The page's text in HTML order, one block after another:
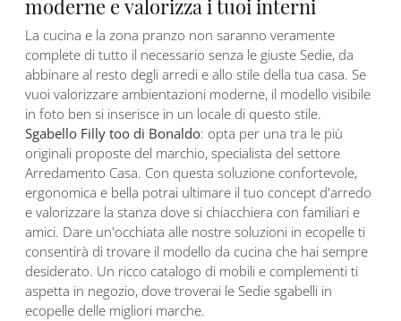
moderne e valorizza i tuoi interni
La cucina e la zona pranzo non saranno veramente
complete di tutto il necessario senza le giuste Sedie, da
abbinare al resto degli arredi e allo stile della tua casa. Se
vuoi valorizzare ambientazioni moderne, il modello visibile
in foto ben si inserisce in un locale di questo stile.
Sgabello Filly too di Bonaldo: opta per una tra le più
originali proposte del marchio, specialista del settore
Arredamento Casa. Con questa soluzione confortevole,
ergonomica e bella potrai ultimare il tuo concept d'arredo
e valorizzare la stanza dove si chiacchiera con familiari e
amici. Dare un'occhiata alle nostre soluzioni in ecopelle ti
consentirà di trovare il modello da cucina che hai sempre
desiderato. Un ricco catalogo di mobili e complementi ti
aspetta in negozio, dove troverai le Sedie sgabelli in
ecopelle delle migliori marche.